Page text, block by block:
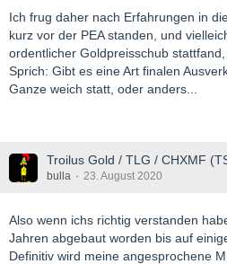
Ich frug daher nach Erfahrungen in
kurz vor der PEA standen, und
ordentlicher Goldpreisschub
Sprich: Gibt es eine Art finalen
Ganze weich statt, oder anders...
Troilus Gold / TLG / CHXMF
bulla 23. August 2020
Also wenn ichs richtig verstanden
Jahren abgebaut worden bis auf
Definitiv wird meine angesprochene